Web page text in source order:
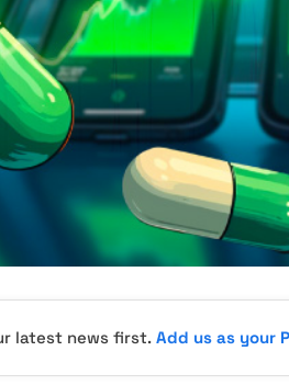
latest news first.Add us as your